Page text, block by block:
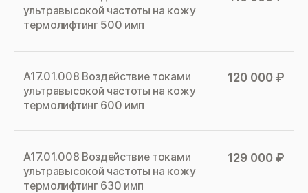
ультравысокой частоты на кожу
термолифтинг 500 имп
А17.01.008 Воздействие токами
ультравысокой частоты на кожу
термолифтинг 600 имп
120 000 ₽
А17.01.008 Воздействие токами
ультравысокой частоты на кожу
термолифтинг 630 имп
129 000 ₽